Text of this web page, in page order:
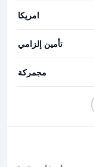
امريكا
تأمين إلزامي
مجمركة